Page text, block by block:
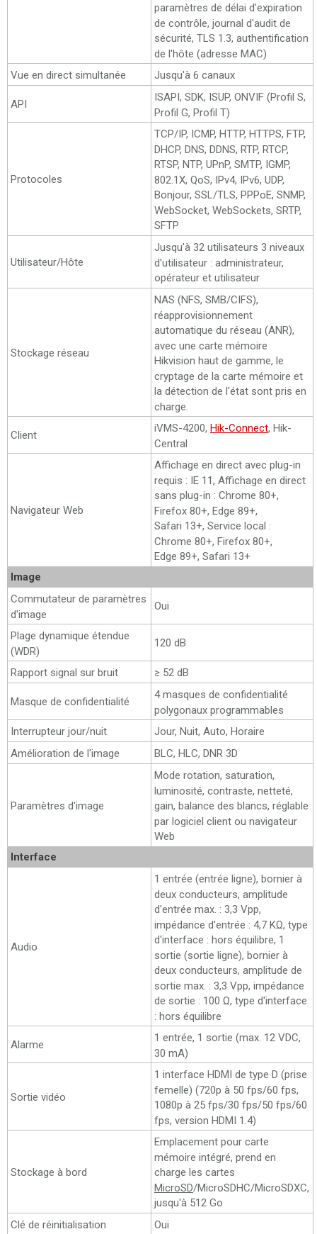
paramètres de délai d'expiration
de contrôle, journal d'audit de
sécurité, TLS 1.3, authentification
de l'hôte (adresse MAC)
Vue en direct simultanée
Jusqu'à 6 canaux
API
ISAPI, SDK, ISUP, ONVIF (Profil S,
Profil G, Profil T)
Protocoles
TCP/IP, ICMP, HTTP, HTTPS, FTP,
DHCP, DNS, DDNS, RTP, RTCP,
RTSP, NTP, UPnP, SMTP, IGMP,
802.1X, QoS, IPv4, IPv6, UDP,
Bonjour, SSL/TLS, PPPoE, SNMP,
WebSocket, WebSockets, SRTP,
SFTP
Utilisateur/Hôte
Jusqu'à 32 utilisateurs 3 niveaux
d'utilisateur : administrateur,
opérateur et utilisateur
Stockage réseau
NAS (NFS, SMB/CIFS),
réapprovisionnement
automatique du réseau (ANR),
avec une carte mémoire
Hikvision haut de gamme, le
cryptage de la carte mémoire et
la détection de l'état sont pris en
charge.
Client
iVMS-4200, Hik-Connect, Hik-
Central
Navigateur Web
Affichage en direct avec plug-in
requis : IE 11, Affichage en direct
sans plug-in : Chrome 80+,
Firefox 80+, Edge 89+,
Safari 13+, Service local :
Chrome 80+, Firefox 80+,
Edge 89+, Safari 13+
Image
Commutateur de paramètres
d'image
Oui
Plage dynamique étendue
(WDR)
120 dB
Rapport signal sur bruit ≥ 52 dB
Masque de confidentialité
4 masques de confidentialité
polygonaux programmables
Interrupteur jour/nuit
Jour, Nuit, Auto, Horaire
Amélioration de l'image
BLC, HLC, DNR 3D
Paramètres d'image
Mode rotation, saturation,
luminosité, contraste, netteté,
gain, balance des blancs, réglable
par logiciel client ou navigateur
Web
Interface
Audio
1 entrée (entrée ligne), bornier à
deux conducteurs, amplitude
d'entrée max. : 3,3 Vpp,
impédance d'entrée : 4,7 KΩ, type
d'interface : hors équilibre, 1
sortie (sortie ligne), bornier à
deux conducteurs, amplitude de
sortie max. : 3,3 Vpp, impédance
de sortie : 100 Ω, type d'interface
: hors équilibre
Alarme
1 entrée, 1 sortie (max. 12 VDC,
30 mA)
Sortie vidéo
1 interface HDMI de type D (prise
femelle) (720p à 50 fps/60 fps,
1080p à 25 fps/30 fps/50 fps/60
fps, version HDMI 1.4)
Stockage à bord
Emplacement pour carte
mémoire intégré, prend en
charge les cartes
MicroSD/MicroSDHC/MicroSDXC,
jusqu'à 512 Go
Clé de réinitialisation
Oui